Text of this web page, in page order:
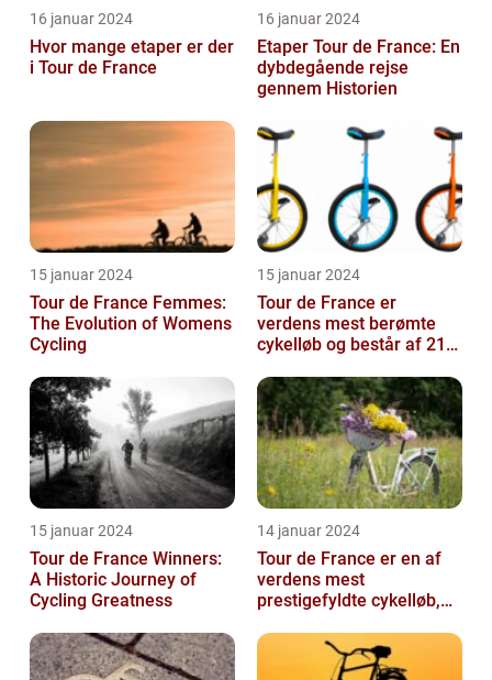
16 januar 2024
Hvor mange etaper er der
i Tour de France
16 januar 2024
Etaper Tour de France: En
dybdegående rejse
gennem Historien
15 januar 2024
Tour de France Femmes:
The Evolution of Womens
Cycling
15 januar 2024
Tour de France er
verdens mest berømte
cykelløb og består af 21
15 januar 2024
Tour de France Winners:
A Historic Journey of
Cycling Greatness
14 januar 2024
Tour de France er en af
verdens mest
prestigefyldte cykelløb,
seere hver...